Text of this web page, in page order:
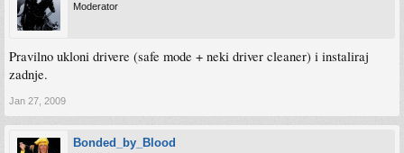
Moderator
Pravilno ukloni drivere (safe mode + neki driver cleaner) i instaliraj
zadnje.
Jan 27, 2009
Bonded_by_Blood